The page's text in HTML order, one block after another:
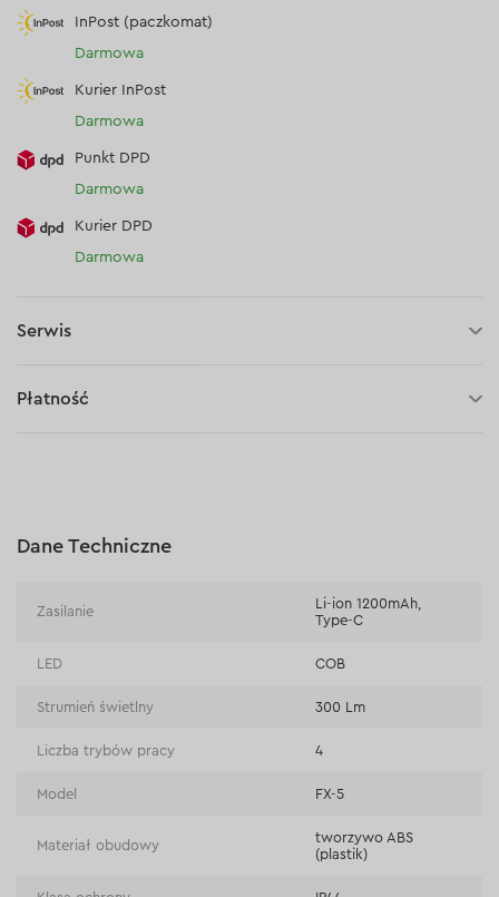
InPost (paczkomat)
Darmowa
Kurier InPost
Darmowa
Punkt DPD
Darmowa
Kurier DPD
Darmowa
Serwis
Płatność
Płatność na rachunek bieżący (przelew tradycyjny)
Dane Techniczne
Zasilanie
Li-ion 1200mAh,
Type-C
LED COB
Strumień świetlny 300 Lm
Liczba trybów pracy 4
Model FX-5
Materiał obudowy
tworzywo ABS
(plastik)